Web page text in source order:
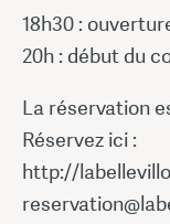
18h30 :
20h : début du
La réservation
Réservez ici :
http://